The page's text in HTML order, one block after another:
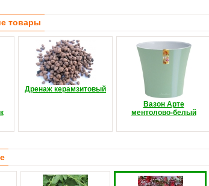
товары
Дренаж керамзитовый
Вазон Арте
ментолово-белый